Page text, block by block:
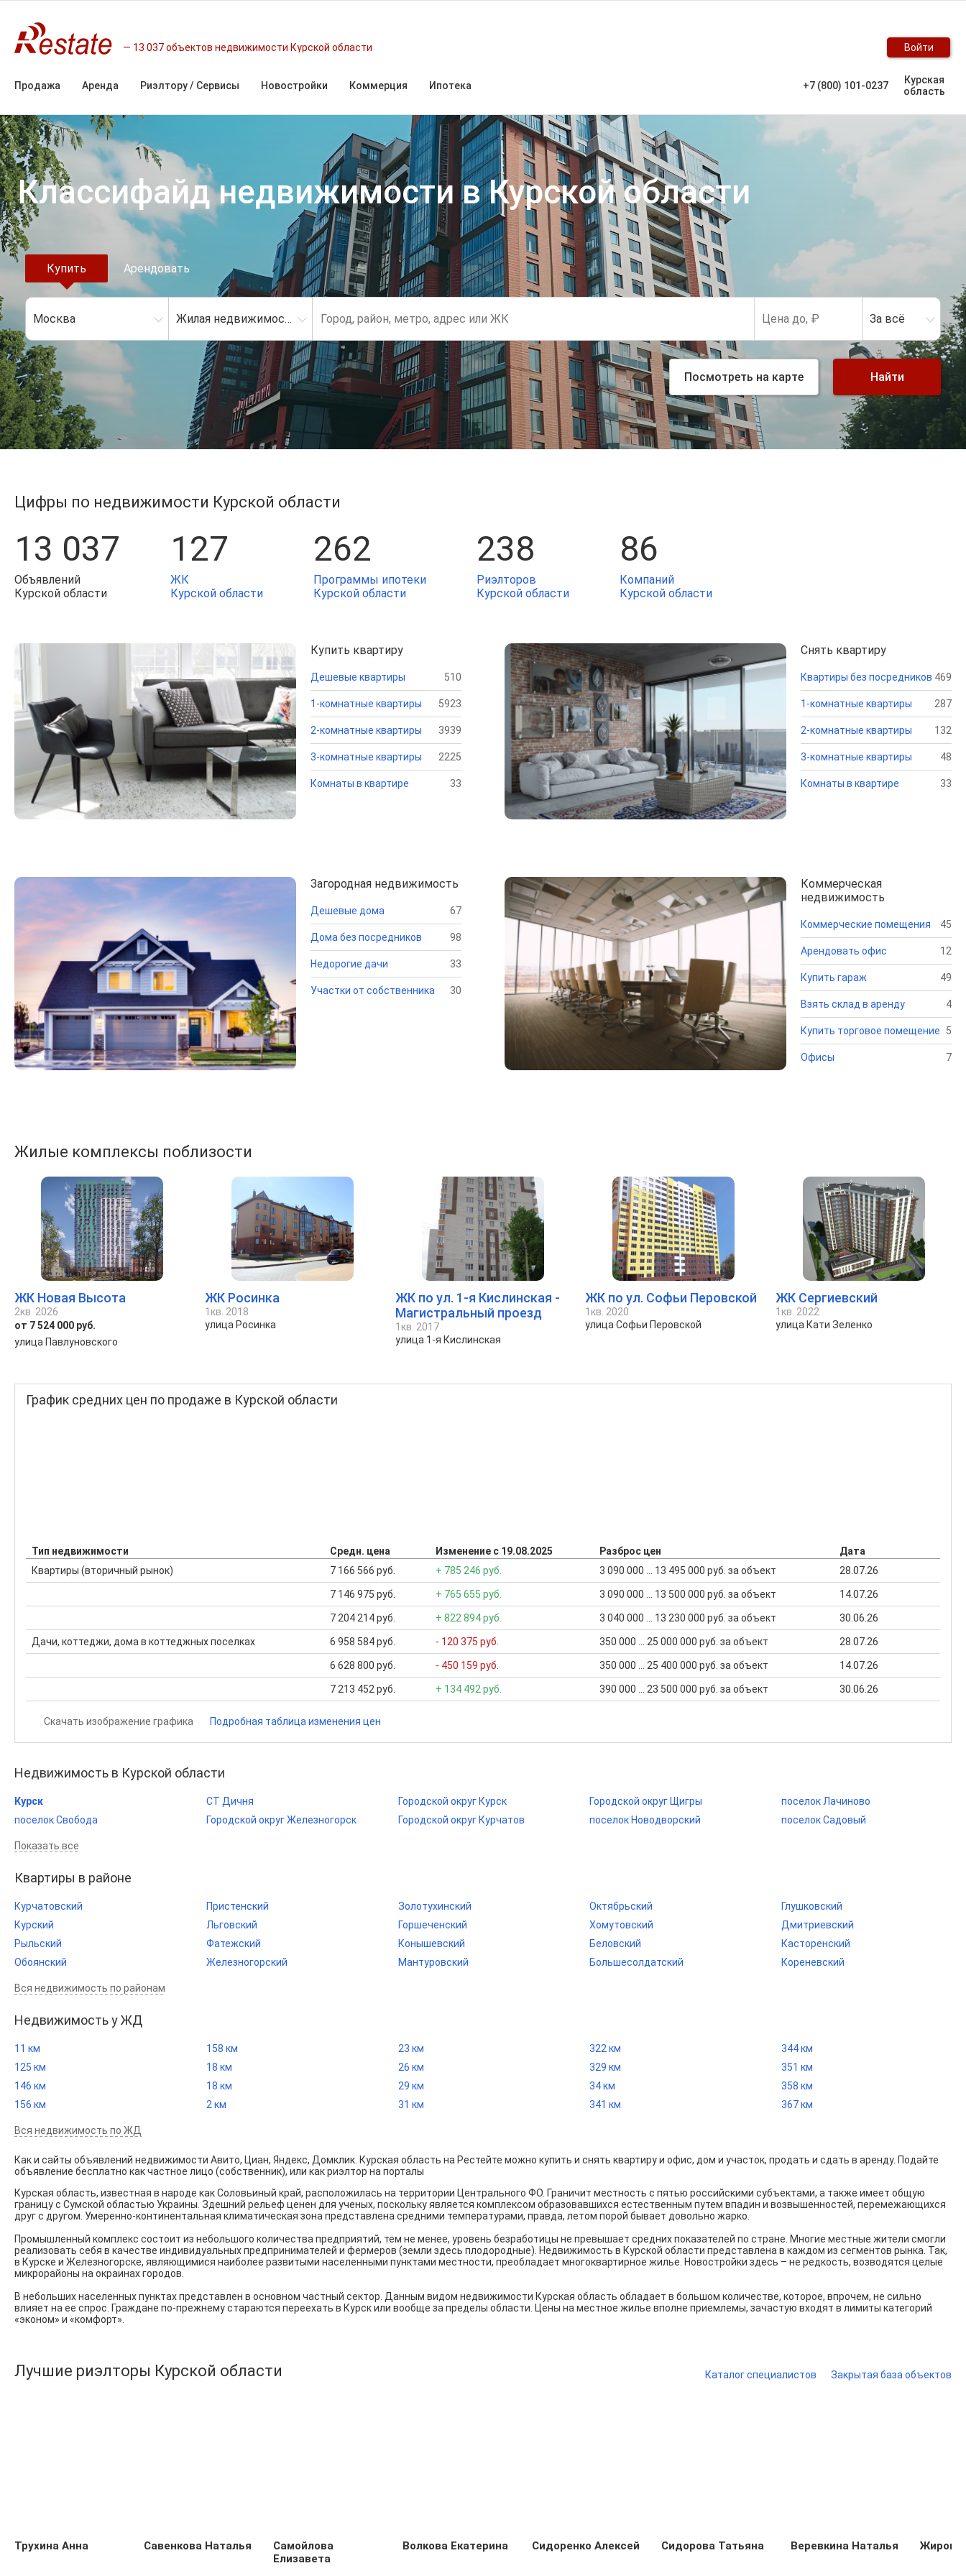
13 037 объектов недвижимости Курской области Войти
Продажа Аренда Риэлтору / Сервисы Новостройки Коммерция Ипотека +7 (800) 101-0237
Курская
область
Классифайд недвижимостив Курской области
Купить Арендовать
Москва Жилая недвижимость За всё
Посмотреть на карте Найти
Цифры по недвижимости Курской области
13 037
Объявлений
Курской области
127
ЖК
Курской области
262
Программы ипотеки
Курской области
238
Риэлторов
Курской области
86
Компаний
Курской области
Купить квартиру
Дешевые квартиры 510
1-комнатные квартиры 5923
2-комнатные квартиры 3939
3-комнатные квартиры 2225
Комнаты в квартире 33
Снять квартиру
Квартиры без посредников 469
1-комнатные квартиры 287
2-комнатные квартиры 132
3-комнатные квартиры 48
Комнаты в квартире 33
Загородная недвижимость
Дешевые дома 67
Дома без посредников 98
Недорогие дачи 33
Участки от собственника 30
Коммерческая
недвижимость
Коммерческие помещения 45
Арендовать офис 12
Купить гараж 49
Взять склад в аренду 4
Купить торговое помещение 5
Офисы 7
Жилые комплексы поблизости
ЖК Новая Высота
2кв. 2026
от 7 524 000 руб.
улица Павлуновского
ЖК Росинка
1кв. 2018
улица Росинка
ЖК по ул. 1-я Кислинская -
Магистральный проезд
1кв. 2017
улица 1-я Кислинская
ЖК по ул. Софьи Перовской
1кв. 2020
улица Софьи Перовской
ЖК Сергиевский
1кв. 2022
улица Кати Зеленко
График средних цен по продаже в Курской области
Тип недвижимости Средн. цена Изменение с 19.08.2025 Разброс цен
Дата
Квартиры (вторичный рынок)
7 166 566 руб. + 785 246 руб. 3 090 000 ... 13 495 000 руб. за объект 28.07.26
7 146 975 руб. + 765 655 руб. 3 090 000 ... 13 500 000 руб. за объект 14.07.26
7 204 214 руб. + 822 894 руб. 3 040 000 ... 13 230 000 руб. за объект 30.06.26
Дачи, коттеджи, дома в коттеджных поселках 6 958 584 руб. - 120 375 руб. 350 000 ... 25 000 000 руб. за объект 28.07.26
6 628 800 руб. - 450 159 руб. 350 000 ... 25 400 000 руб. за объект 14.07.26
7 213 452 руб. + 134 492 руб. 390 000 ... 23 500 000 руб. за объект 30.06.26
Скачать изображение графика Подробная таблица изменения цен
Недвижимость в Курской области
Курск
поселок Свобода
СТ Дичня
Городской округ Железногорск
Городской округ Курск
Городской округ Курчатов
Городской округ Щигры
поселок Новодворский
поселок Лачиново
поселок Садовый
Показать все
Квартиры в районе
Курчатовский
Курский
Рыльский
Обоянский
Пристенский
Льговский
Фатежский
Железногорский
Золотухинский
Горшеченский
Конышевский
Мантуровский
Октябрьский
Хомутовский
Беловский
Большесолдатский
Глушковский
Дмитриевский
Касторенский
Кореневский
Вся недвижимость по районам
Недвижимость у ЖД
11 км
125 км
146 км
156 км
158 км
18 км
18 км
2 км
23 км
26 км
29 км
31 км
322 км
329 км
34 км
341 км
344 км
351 км
358 км
367 км
Вся недвижимость по ЖД
Как и сайты объявлений недвижимости Авито, Циан, Яндекс, Домклик. Курская область на Рестейте можно купить и снять квартиру и офис, дом и участок, продать и сдать в аренду. Подайте
объявление бесплатно как частное лицо (собственник), или как риэлтор на порталы
Курская область, известная в народе как Соловьиный край, расположилась на территории Центрального ФО. Граничит местность с пятью российскими субъектами, а также имеет общую
границу с Сумской областью Украины. Здешний рельеф ценен для ученых, поскольку является комплексом образовавшихся естественным путем впадин и возвышенностей, перемежающихся
друг с другом. Умеренно-континентальная климатическая зона представлена средними температурами, правда, летом порой бывает довольно жарко.
Промышленный комплекс состоит из небольшого количества предприятий, тем не менее, уровень безработицы не превышает средних показателей по стране. Многие местные жители смогли
реализовать себя в качестве индивидуальных предпринимателей и фермеров (земли здесь плодородные). Недвижимость в Курской области представлена в каждом из сегментов рынка. Так,
в Курске и Железногорске, являющимися наиболее развитыми населенными пунктами местности, преобладает многоквартирное жилье. Новостройки здесь – не редкость, возводятся целые
микрорайоны на окраинах городов.
В небольших населенных пунктах представлен в основном частный сектор. Данным видом недвижимости Курская область обладает в большом количестве, которое, впрочем, не сильно
влияет на ее спрос. Граждане по-прежнему стараются переехать в Курск или вообще за пределы области. Цены на местное жилье вполне приемлемы, зачастую входят в лимиты категорий
«эконом» и «комфорт».
Лучшие риэлторы Курской области Каталог специалистов Закрытая база объектов
Трухина Анна Савенкова Наталья
Самойлова
Елизавета
Волкова Екатерина Сидоренко Алексей Сидорова Татьяна Веревкина Наталья Жиров